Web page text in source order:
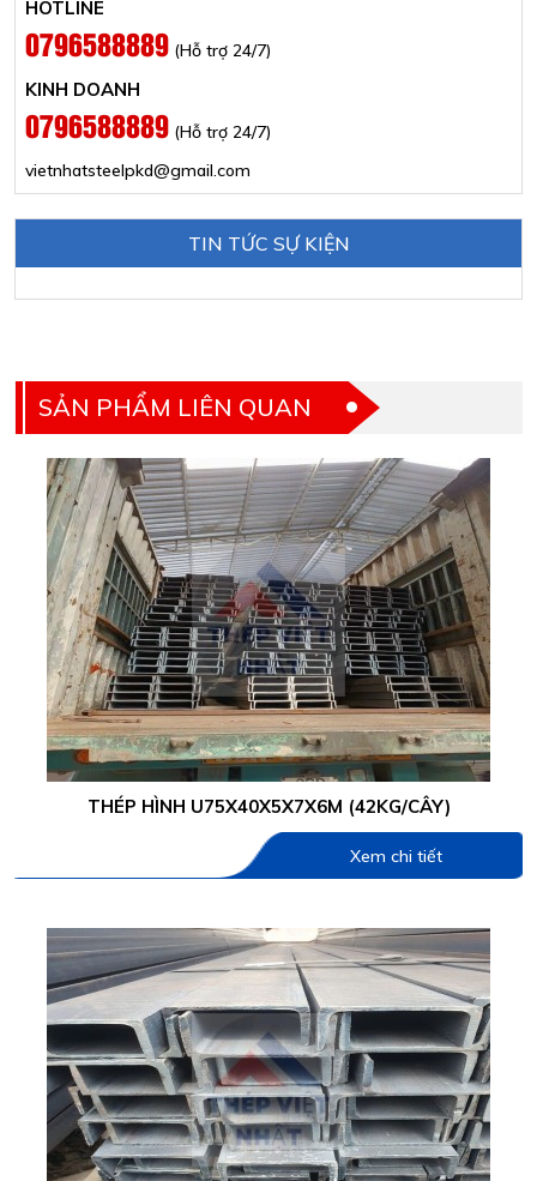
HOTLINE
0796588889 (Hỗ trợ 24/7)
KINH DOANH
0796588889 (Hỗ trợ 24/7)
vietnhatsteelpkd@gmail.com
TIN TỨC SỰ KIỆN
SẢN PHẨM LIÊN QUAN
THÉP HÌNH U75X40X5X7X6M (42KG/CÂY)
Xem chi tiết